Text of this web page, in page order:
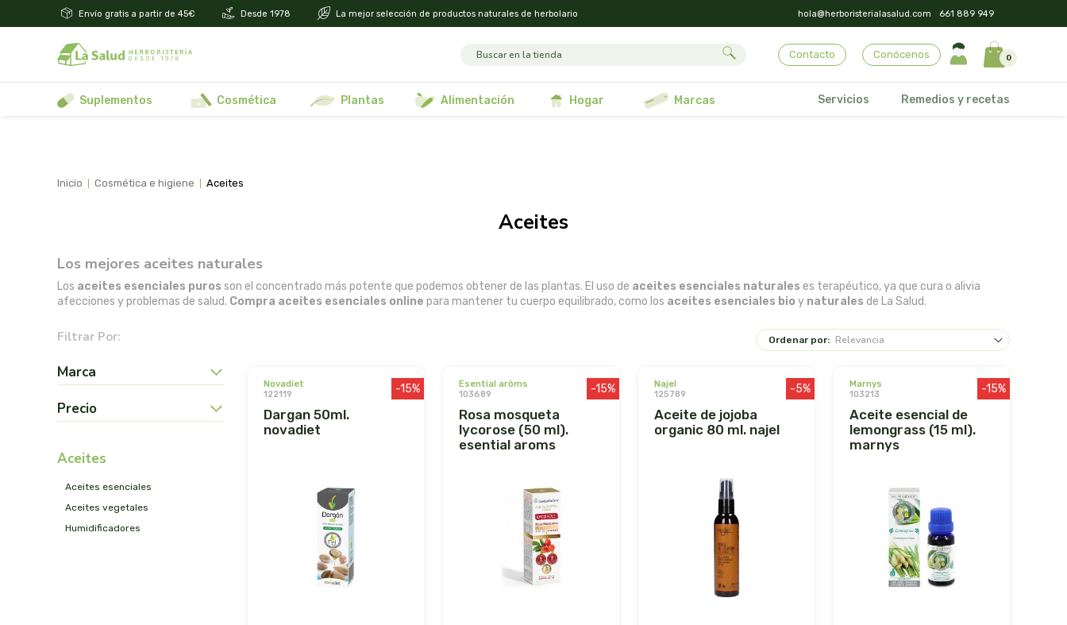
Envío gratis a partir de 45€ Desde 1978 La mejor selección de productos naturales de herbolario hola@herboristerialasalud.com 661 889 949
Contacto Conócenos 0
suplementos cosmética plantas alimentación hogar marcas Servicios Remedios y recetas
inicio cosmética e higiene aceites
aceites
Los mejores aceites naturales
Los aceites esenciales puros son el concentrado más potente que podemos obtener de las plantas. El uso de aceites esenciales naturales es terapéutico, ya que cura o alivia
afecciones y problemas de salud. Compra aceites esenciales online para mantener tu cuerpo equilibrado, como los aceites esenciales bio y naturales de La Salud.
Filtrar Por:
Marca
Precio
aceites
aceites esenciales
aceites vegetales
humidificadores
Ordenar por:
novadiet
122119
dargan 50ml.
novadiet
-15%
esential arôms
103689
rosa mosqueta
lycorose (50 ml).
esential aroms
-15%
najel
125789
aceite de jojoba
organic 80 ml. najel
-5%
marnys
103213
aceite esencial de
lemongrass (15 ml).
marnys
-15%